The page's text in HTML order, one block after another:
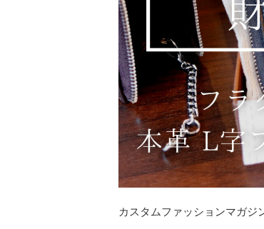
カスタムファッションマガジ